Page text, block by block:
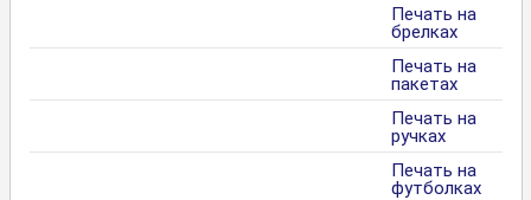
Печать на
брелках
Печать на
пакетах
Печать на
ручках
Печать на
футболках